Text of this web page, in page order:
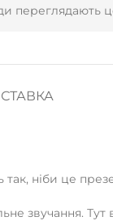
переглядають
ніби це
звучання.